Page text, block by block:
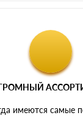
имеются самые